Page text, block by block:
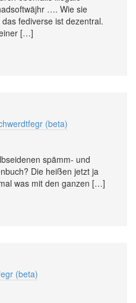
…. Wie sie
fediverse ist dezentral.
[…]
(beta)
spämm- und
Die heißen jetzt ja
was mit den ganzen […]
(beta)